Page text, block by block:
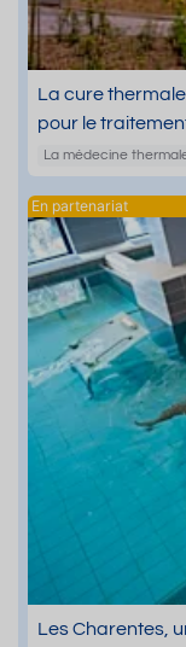
La cure
pour le
La médecine
Les Charentes,